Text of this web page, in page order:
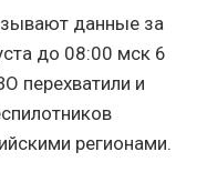
данные за
до 08:00 мск 6
перехватили и
регионами.